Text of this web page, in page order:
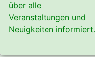
über alle
Veranstaltungen und
Neuigkeiten informiert.